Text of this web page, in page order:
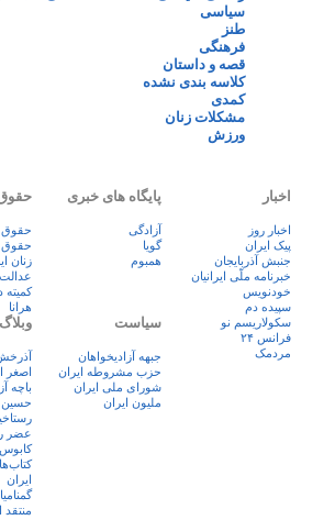
سیاسی
طنز
فرهنگی
قصه و داستان
کلاسه بندی نشده
کمدی
مشکلات زنان
ورزش
اخبار
اخبار روز
پيک ايران
جنبش آذربایجان
خبرنامه ملّی ایرانیان
خودنویس
سپیده دم
سکولاریسم نو
فرانس ۲۴
مردمک
پایگاه های خبری
آزادگی
گویا
همبوم
حقوق
حقوق
زنان
کمیته
هرانا
سیاست
جبهه آزادیخواهان
حزب مشروطه ایران
شورای ملی ایران
ملیون ایران
وبلاگ
اصغر
باچه
حسین
عضر
کابوس
ایران
منتقد